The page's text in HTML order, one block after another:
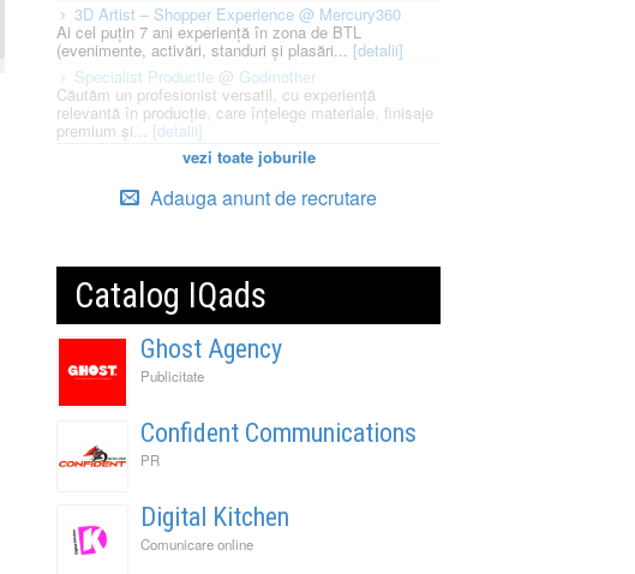
3D Artist – Shopper Experience @ Mercury360
Ai cel puțin 7 ani experiență în zona de BTL
(evenimente, activări, standuri și plasări... [detalii]
Specialist Productie @ Godmother
Căutăm un profesionist versatil, cu experiență
relevantă în producție, care înțelege materiale, finisaje
premium și... [detalii]
vezi toate joburile
Adauga anunt de recrutare
Catalog IQads
Ghost Agency
Publicitate
Confident Communications
PR
Digital Kitchen
Comunicare online